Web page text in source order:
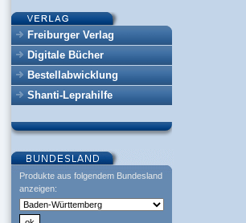
Freiburger Verlag
Digitale Bücher
Bestellabwicklung
Shanti-Leprahilfe
Produkte aus folgendem Bundesland
anzeigen: